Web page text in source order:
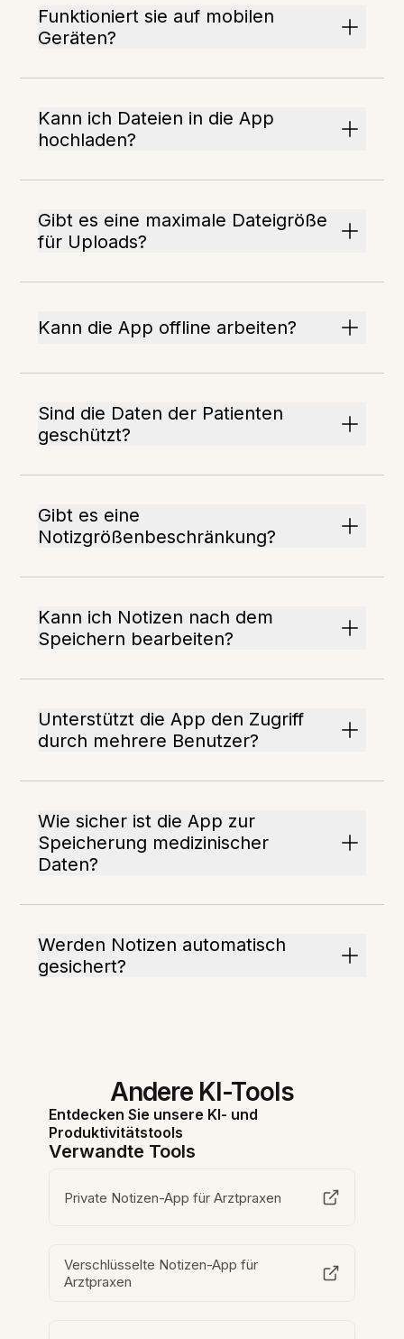
Funktioniert sie auf mobilen
Geräten?
Kann ich Dateien in die App
hochladen?
Gibt es eine maximale Dateigröße
für Uploads?
Kann die App offline arbeiten?
Sind die Daten der Patienten
geschützt?
Gibt es eine
Notizgrößenbeschränkung?
Kann ich Notizen nach dem
Speichern bearbeiten?
Unterstützt die App den Zugriff
durch mehrere Benutzer?
Wie sicher ist die App zur
Speicherung medizinischer
Daten?
Werden Notizen automatisch
gesichert?
Andere KI-Tools
Entdecken Sie unsere KI- und
Produktivitätstools
Verwandte Tools
Private Notizen-App für Arztpraxen
Verschlüsselte Notizen-App für
Arztpraxen